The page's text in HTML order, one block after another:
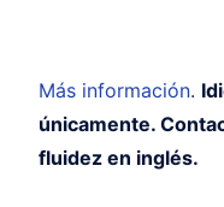
Más información.
únicamente.
fluidez en inglés.